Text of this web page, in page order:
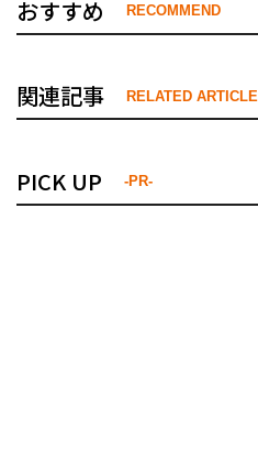
おすすめ RECOMMEND
関連記事 RELATED ARTICLE
PICK UP -PR-